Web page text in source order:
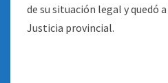
de su situación legal y quedó
Justicia provincial.